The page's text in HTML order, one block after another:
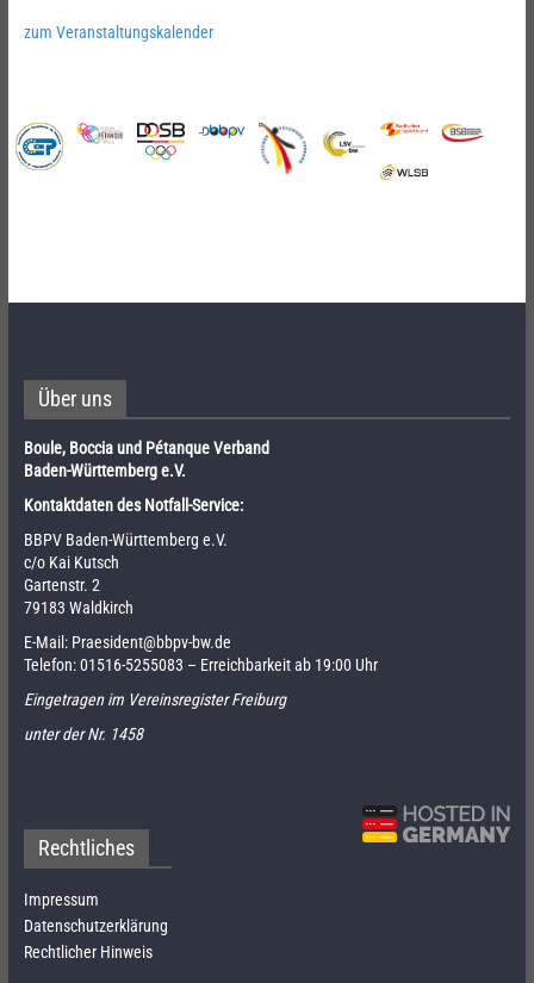
zum Veranstaltungskalender
Über uns
Boule, Boccia und Pétanque Verband
Baden-Württemberg e.V.
Kontaktdaten des Notfall-Service:
BBPV Baden-Württemberg e.V.
c/o Kai Kutsch
Gartenstr. 2
79183 Waldkirch
E-Mail: Praesident@bbpv-bw.de
Telefon:01516-5255083 – Erreichbarkeit ab 19:00 Uhr
Eingetragen im Vereinsregister Freiburg
unter der Nr. 1458
Rechtliches
Impressum
Datenschutzerklärung
Rechtlicher Hinweis